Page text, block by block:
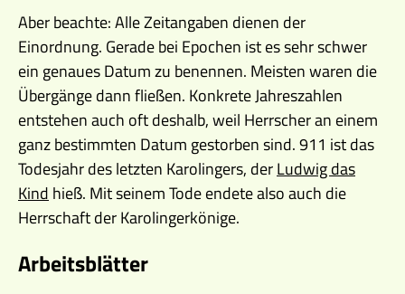
Aber beachte: Alle Zeitangaben dienen der
Einordnung. Gerade bei Epochen ist es sehr schwer
ein genaues Datum zu benennen. Meisten waren die
Übergänge dann fließen. Konkrete Jahreszahlen
entstehen auch oft deshalb, weil Herrscher an einem
ganz bestimmten Datum gestorben sind. 911 ist das
Todesjahr des letzten Karolingers, derLudwig das
Kind hieß. Mit seinem Tode endete also auch die
Herrschaft der Karolingerkönige.
Arbeitsblätter